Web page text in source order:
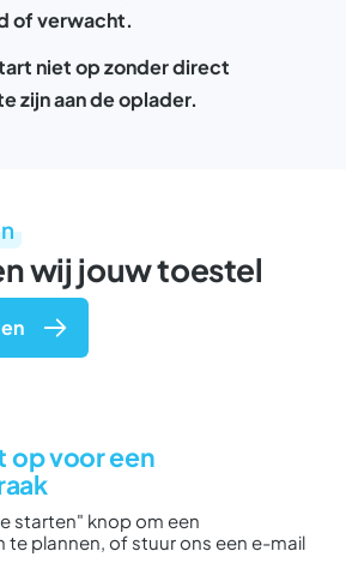
of verwacht.
niet op zonder direct
zijn aan de oplader.
wij jouw toestel
op voor een
starten" knop om een
te plannen, of stuur ons een e-mail